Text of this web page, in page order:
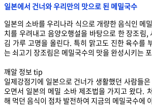
일본에서 건너와 우리만의 맛으로 된 메밀국수
일본의 소바를 우리나라 식으로 개량한 음식인 메
치를 우려내고 음양오행설을 바탕으로 한 장조림,
김 가루 고명을 올린다. 특히 맑고도 진한 육수를
는 쇠고기 장조림은 메밀국수의 맛을 완성시키는
깨알 정보 tip
일제강점기에 일본으로 건너가 생활했던 사람들
오면서 일본의 메밀 소바 제조법을 가지고 왔다.
해 먹던 음식이 점차 발전하여 지금의 메밀국수에